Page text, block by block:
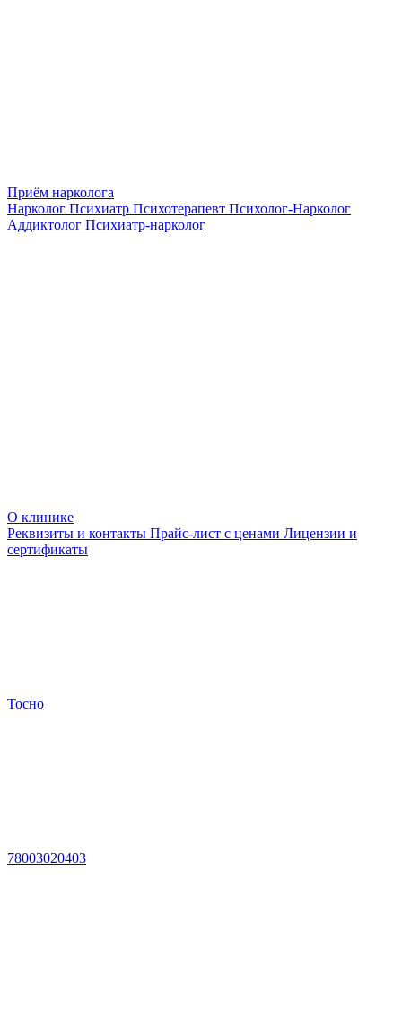
Приём нарколога
Нарколог Психиатр Психотерапевт Психолог-Нарколог
Аддиктолог Психиатр-нарколог
О клинике
Реквизиты и контакты Прайс-лист с ценами Лицензии и
сертификаты
Тосно
78003020403